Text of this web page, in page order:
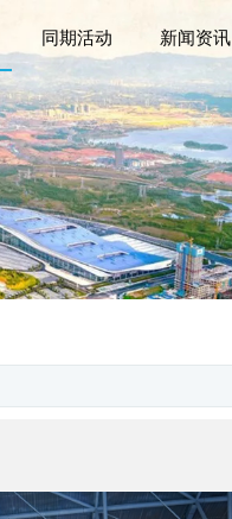
同期活动 新闻资讯